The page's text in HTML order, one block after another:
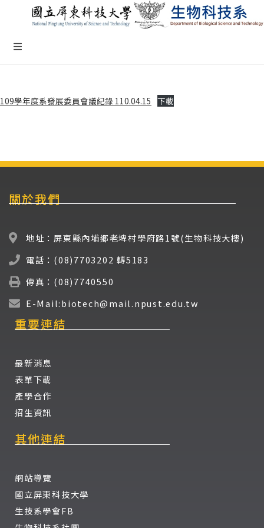
109學年度系發展委員會議紀錄 110.04.15 下載
關於我們
地址：屏東縣內埔鄉老埤村學府路1號(生物科技大樓)
電話：(08)7703202 轉5183
傳真：(08)7740550
E-Mail:biotech@mail.npust.edu.tw
重要連結
最新消息
表單下載
產學合作
招生資訊
其他連結
網站導覽
國立屏東科技大學
生技系學會FB